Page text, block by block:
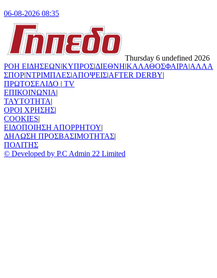
06-08-2026 08:35
Thursday 6 undefined 2026
ΡΟΗ ΕΙΔΗΣΕΩΝ|ΚΥΠΡΟΣ|ΔΙΕΘΝΗ|ΚΑΛΑΘΟΣΦΑΙΡΑ|ΑΛΛΑ
ΣΠΟΡ|ΝΤΡΙΜΠΛΕΣ|ΑΠΟΨΕΙΣ|AFTER DERBY|
ΠΡΩΤΟΣΕΛΙΔΟ | TV
ΕΠΙΚΟΙΝΩΝΙΑ|
TAYTOTHTA|
ΟΡΟΙ ΧΡΗΣΗΣ|
COOKIES|
ΕΙΔΟΠΟΙΗΣΗ ΑΠΟΡΡΗΤΟΥ|
ΔΗΛΩΣΗ ΠΡΟΣΒΑΣΙΜΟΤΗΤΑΣ|
ΠΟΛΙΤΗΣ
© Developed by P.C Admin 22 Limited